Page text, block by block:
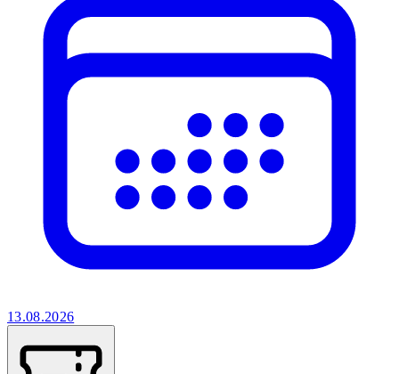
13.08.2026